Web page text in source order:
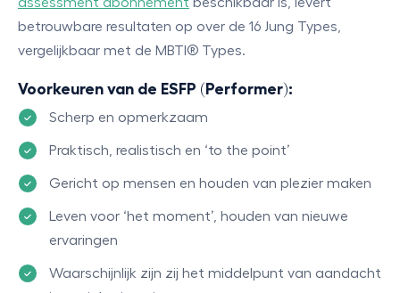
betrouwbare resultaten op over de 16 Jung Types,
vergelijkbaar met de MBTI® Types.
Voorkeuren van de ESFP (Performer):
Scherp en opmerkzaam
Praktisch, realistisch en ‘to the point’
Gericht op mensen en houden van plezier maken
Leven voor ‘het moment’, houden van nieuwe
ervaringen
Waarschijnlijk zijn zij het middelpunt van aandacht